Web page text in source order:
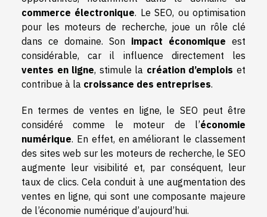
commerce électronique. Le SEO, ou optimisation
pour les moteurs de recherche, joue un rôle clé
dans ce domaine. Son impact économique est
considérable, car il influence directement les
ventes en ligne, stimule la création d’emplois et
contribue à la croissance des entreprises.
En termes de ventes en ligne, le SEO peut être
considéré comme le moteur de l’économie
numérique. En effet, en améliorant le classement
des sites web sur les moteurs de recherche, le SEO
augmente leur visibilité et, par conséquent, leur
taux de clics. Cela conduit à une augmentation des
ventes en ligne, qui sont une composante majeure
de l’économie numérique d’aujourd’hui.